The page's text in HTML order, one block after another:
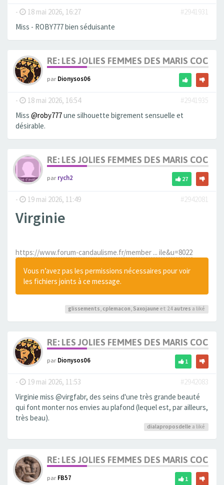
- 18 mai 2026, 16:27
#2941931
Miss - ROBY777 bien séduisante
RE: LES JOLIES FEMMES DES MARIS COCUS
parDionysos06
- 18 mai 2026, 16:54
#2941935
Miss @roby777une silhouette bigrement sensuelle et
désirable.
RE: LES JOLIES FEMMES DES MARIS COCUS
parrych2 27
- 19 mai 2026, 11:49 #2942081
Virginie
https://www.forum-candaulisme.fr/member ... ile&u=8022
Vous n’avez pas les permissions nécessaires pour voir
les fichiers joints à ce message.
glissements, cplemacon, Saxojaune et 24 autres a liké
RE: LES JOLIES FEMMES DES MARIS COCUS
parDionysos06 1
- 19 mai 2026, 11:53
#2942083
Virginie miss @virgfabr, des seins d'une très grande beauté
qui font monter nos envies au plafond (lequel est, par ailleurs,
très beau).
dialaproposdelle a liké
RE: LES JOLIES FEMMES DES MARIS COCUS
parFB57 1